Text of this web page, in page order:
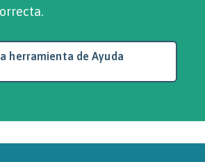
herramienta de Ayuda